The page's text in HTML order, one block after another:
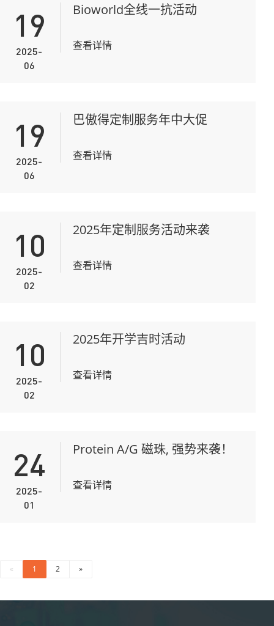
19
2025-
06
Bioworld全线一抗活动
查看详情
19
2025-
06
巴傲得定制服务年中大促
查看详情
10
2025-
02
2025年定制服务活动来袭
查看详情
10
2025-
02
2025年开学吉时活动
查看详情
24
2025-
01
Protein A/G 磁珠, 强势来袭！
查看详情
« 1 2 »